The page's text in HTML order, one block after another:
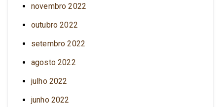
novembro 2022
outubro 2022
setembro 2022
agosto 2022
julho 2022
junho 2022